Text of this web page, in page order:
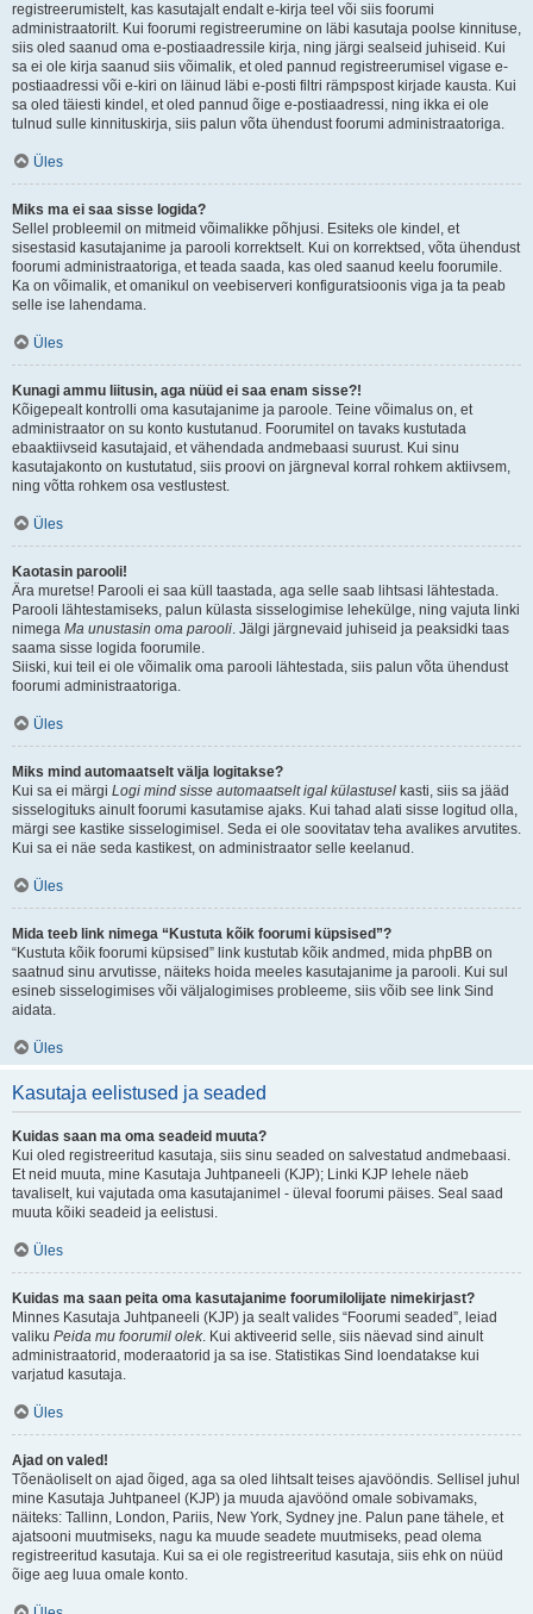
registreerumistelt, kas kasutajalt endalt e-kirja teel või siis foorumi
administraatorilt. Kui foorumi registreerumine on läbi kasutaja poolse kinnituse,
siis oled saanud oma e-postiaadressile kirja, ning järgi sealseid juhiseid. Kui
sa ei ole kirja saanud siis võimalik, et oled pannud registreerumisel vigase e-
postiaadressi või e-kiri on läinud läbi e-posti filtri rämpspost kirjade kausta. Kui
sa oled täiesti kindel, et oled pannud õige e-postiaadressi, ning ikka ei ole
tulnud sulle kinnituskirja, siis palun võta ühendust foorumi administraatoriga.
Üles
Miks ma ei saa sisse logida?
Sellel probleemil on mitmeid võimalikke põhjusi. Esiteks ole kindel, et
sisestasid kasutajanime ja parooli korrektselt. Kui on korrektsed, võta ühendust
foorumi administraatoriga, et teada saada, kas oled saanud keelu foorumile.
Ka on võimalik, et omanikul on veebiserveri konfiguratsioonis viga ja ta peab
selle ise lahendama.
Üles
Kunagi ammu liitusin, aga nüüd ei saa enam sisse?!
Kõigepealt kontrolli oma kasutajanime ja paroole. Teine võimalus on, et
administraator on su konto kustutanud. Foorumitel on tavaks kustutada
ebaaktiivseid kasutajaid, et vähendada andmebaasi suurust. Kui sinu
kasutajakonto on kustutatud, siis proovi on järgneval korral rohkem aktiivsem,
ning võtta rohkem osa vestlustest.
Üles
Kaotasin parooli!
Ära muretse! Parooli ei saa küll taastada, aga selle saab lihtsasi lähtestada.
Parooli lähtestamiseks, palun külasta sisselogimise lehekülge, ning vajuta linki
nimega Ma unustasin oma parooli. Jälgi järgnevaid juhiseid ja peaksidki taas
saama sisse logida foorumile.
Siiski, kui teil ei ole võimalik oma parooli lähtestada, siis palun võta ühendust
foorumi administraatoriga.
Üles
Miks mind automaatselt välja logitakse?
Kui sa ei märgi Logi mind sisse automaatselt igal külastusel kasti, siis sa jääd
sisselogituks ainult foorumi kasutamise ajaks. Kui tahad alati sisse logitud olla,
märgi see kastike sisselogimisel. Seda ei ole soovitatav teha avalikes arvutites.
Kui sa ei näe seda kastikest, on administraator selle keelanud.
Üles
Mida teeb link nimega “Kustuta kõik foorumi küpsised”?
“Kustuta kõik foorumi küpsised” link kustutab kõik andmed, mida phpBB on
saatnud sinu arvutisse, näiteks hoida meeles kasutajanime ja parooli. Kui sul
esineb sisselogimises või väljalogimises probleeme, siis võib see link Sind
aidata.
Üles
Kasutaja eelistused ja seaded
Kuidas saan ma oma seadeid muuta?
Kui oled registreeritud kasutaja, siis sinu seaded on salvestatud andmebaasi.
Et neid muuta, mine Kasutaja Juhtpaneeli (KJP); Linki KJP lehele näeb
tavaliselt, kui vajutada oma kasutajanimel - üleval foorumi päises. Seal saad
muuta kõiki seadeid ja eelistusi.
Üles
Kuidas ma saan peita oma kasutajanime foorumilolijate nimekirjast?
Minnes Kasutaja Juhtpaneeli (KJP) ja sealt valides “Foorumi seaded”, leiad
valiku Peida mu foorumil olek. Kui aktiveerid selle, siis näevad sind ainult
administraatorid, moderaatorid ja sa ise. Statistikas Sind loendatakse kui
varjatud kasutaja.
Üles
Ajad on valed!
Tõenäoliselt on ajad õiged, aga sa oled lihtsalt teises ajavööndis. Sellisel juhul
mine Kasutaja Juhtpaneel (KJP) ja muuda ajavöönd omale sobivamaks,
näiteks: Tallinn, London, Pariis, New York, Sydney jne. Palun pane tähele, et
ajatsooni muutmiseks, nagu ka muude seadete muutmiseks, pead olema
registreeritud kasutaja. Kui sa ei ole registreeritud kasutaja, siis ehk on nüüd
õige aeg luua omale konto.